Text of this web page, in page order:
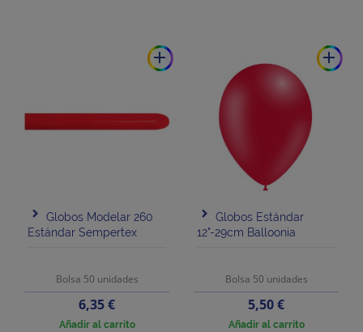
add
Globos Modelar 260
Estándar Sempertex
Bolsa 50 unidades
Precio
6,35 €
Añadir al carrito
add
Globos Estándar
12"-29cm Balloonia
Bolsa 50 unidades
Precio
5,50 €
Añadir al carrito